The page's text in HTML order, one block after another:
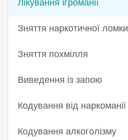
Лікування ігроманії
Зняття наркотичної ломки
Зняття похмілля
Виведення із запою
Кодування від наркоманії
Кодування алкоголізму